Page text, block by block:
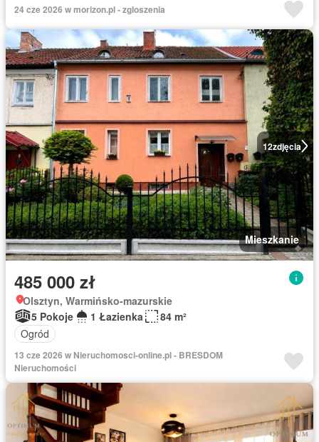
24 cze 2026 w morizon.pl - zgloszenia
12zdjęcia
Mieszkanie
485 000 zł
Olsztyn, Warmińsko-mazurskie
5 Pokoje
1 Łazienka
84 m²
Ogród
13 cze 2026 w Nieruchomosci-online.pl - BRESDOM
Nieruchomości